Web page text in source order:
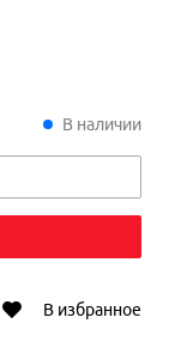
В наличии
В избранное